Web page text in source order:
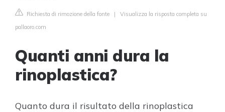
Richiesta di rimozione della fonte | Visualizza la risposta completa su
pallaoro.com
Quanti anni dura la
rinoplastica?
Quanto dura il risultato della rinoplastica